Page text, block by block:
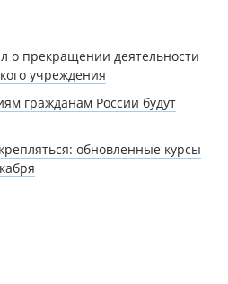
о прекращении деятельности
учреждения
гражданам России будут
обновленные курсы